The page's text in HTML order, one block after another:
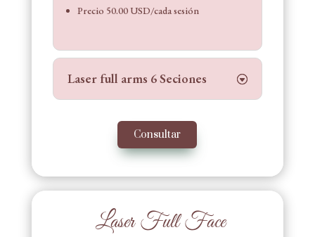
Precio 50.00 USD/cada sesión
Laser full arms 6 Seciones
Consultar
Laser Full Face